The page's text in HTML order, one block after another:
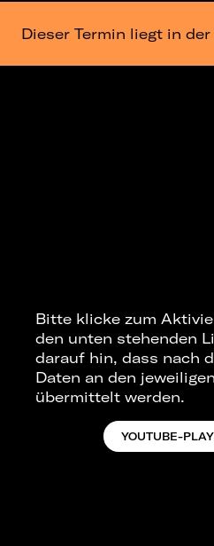
Dieser Termin liegt in
Bitte klicke zum
den unten stehenden
darauf hin, dass nach
Daten an den
übermittelt werden.
YOUTUBE-